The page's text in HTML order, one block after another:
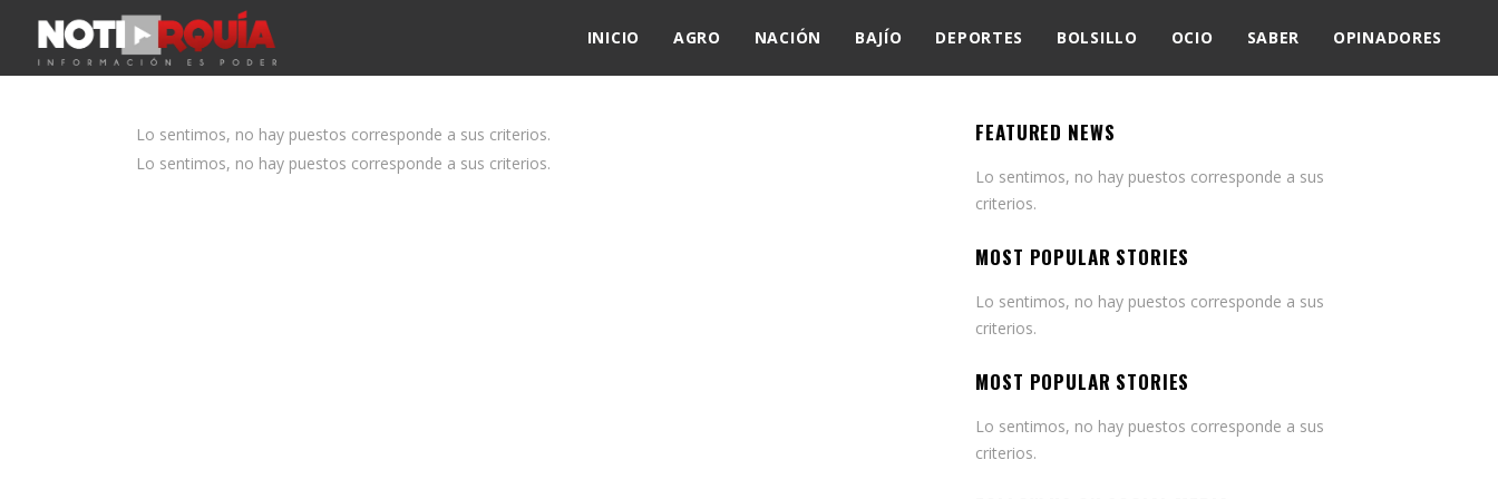
INICIO AGRO NACIÓN BAJÍO DEPORTES BOLSILLO OCIO SABER OPINADORES
Lo sentimos, no hay puestos corresponde a sus criterios.
Lo sentimos, no hay puestos corresponde a sus criterios.
FEATURED NEWS
Lo sentimos, no hay puestos corresponde a sus
criterios.
MOST POPULAR STORIES
Lo sentimos, no hay puestos corresponde a sus
criterios.
MOST POPULAR STORIES
Lo sentimos, no hay puestos corresponde a sus
criterios.